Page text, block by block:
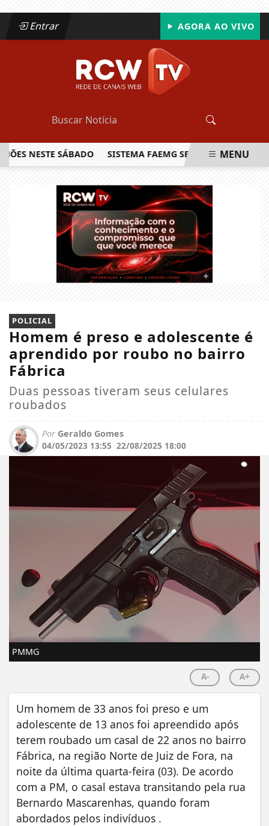
Entrar AGORA AO VIVO
NESTE SÁBADO SISTEMA FAEMG SENAR LANÇA OMENU
POLICIAL
Homem é preso e adolescente é
aprendido por roubo no bairro
Fábrica
Duas pessoas tiveram seus celulares
roubados
Por Geraldo Gomes
04/05/2023 13:55 22/08/2025 18:00
PMMG
A- A+
Um homem de 33 anos foi preso e um
adolescente de 13 anos foi apreendido após
terem roubado um casal de 22 anos no bairro
Fábrica, na região Norte de Juiz de Fora, na
noite da última quarta-feira (03). De acordo
com a PM, o casal estava transitando pela rua
Bernardo Mascarenhas, quando foram
abordados pelos indivíduos .